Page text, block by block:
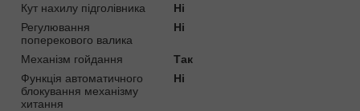
Кут нахилу підголівника
Ні
Регулювання
поперекового валика
Ні
Механізм гойдання
Так
Функція автоматичного
блокування механізму
хитання
Ні